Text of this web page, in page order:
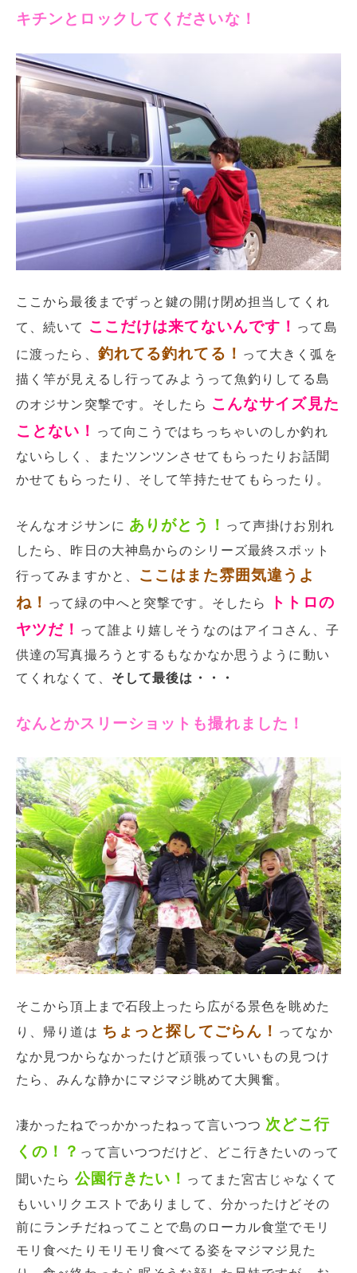
キチンとロックしてくださいな！
ここから最後までずっと鍵の開け閉め担当してくれ
て、続いて
ここだけは来てないんです！ って島
に渡ったら、 釣れてる釣れてる！ って大きく弧を
描く竿が見えるし行ってみようって魚釣りしてる島
のオジサン突撃です。そしたら こんなサイズ見た
ことない！
って向こうではちっちゃいのしか釣れ
ないらしく、またツンツンさせてもらったりお話聞
かせてもらったり、そして竿持たせてもらったり。
そんなオジサンに ありがとう！ って声掛けお別れ
したら、昨日の大神島からのシリーズ最終スポット
行ってみますかと、
ここはまた雰囲気違うよ
ね！ って緑の中へと突撃です。そしたら
トトロの
ヤツだ！ って誰より嬉しそうなのはアイコさん、子
供達の写真撮ろうとするもなかなか思うように動い
てくれなくて、 そして最後は・・・
なんとかスリーショットも撮れました！
そこから頂上まで石段上ったら広がる景色を眺めた
り、帰り道は ちょっと探してごらん！ ってなか
なか見つからなかったけど頑張っていいもの見つけ
たら、みんな静かにマジマジ眺めて大興奮。
凄かったねでっかかったねって言いつつ 次どこ行
くの！？ って言いつつだけど、どこ行きたいのって
聞いたら 公園行きたい！ ってまた宮古じゃなくて
もいいリクエストでありまして、分かったけどその
前にランチだねってことで島のローカル食堂でモリ
モリ食べたりモリモリ食べてる姿をマジマジ見た